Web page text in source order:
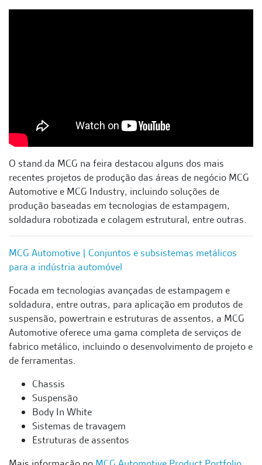
O stand da MCG na feira destacou alguns dos mais
recentes projetos de produção das áreas de negócio MCG
Automotive e MCG Industry, incluindo soluções de
produção baseadas em tecnologias de estampagem,
soldadura robotizada e colagem estrutural, entre outras.
MCG Automotive | Conjuntos e subsistemas metálicos
para a indústria automóvel
Focada em tecnologias avançadas de estampagem e
soldadura, entre outras, para aplicação em produtos de
suspensão, powertrain e estruturas de assentos, a MCG
Automotive oferece uma gama completa de serviços de
fabrico metálico, incluindo o desenvolvimento de projeto e
de ferramentas.
Chassis
Suspensão
Body In White
Sistemas de travagem
Estruturas de assentos